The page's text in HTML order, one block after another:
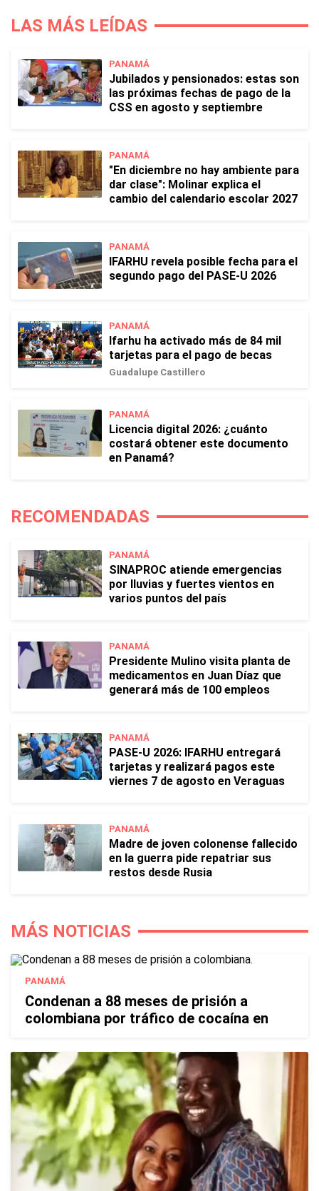
LAS MÁS LEÍDAS
PANAMÁ
Jubilados y pensionados: estas son
las próximas fechas de pago de la
CSS en agosto y septiembre
PANAMÁ
"En diciembre no hay ambiente para
dar clase": Molinar explica el
cambio del calendario escolar 2027
PANAMÁ
IFARHU revela posible fecha para el
segundo pago del PASE-U 2026
PANAMÁ
Ifarhu ha activado más de 84 mil
tarjetas para el pago de becas
Guadalupe Castillero
PANAMÁ
Licencia digital 2026: ¿cuánto
costará obtener este documento
en Panamá?
RECOMENDADAS
PANAMÁ
SINAPROC atiende emergencias
por lluvias y fuertes vientos en
varios puntos del país
PANAMÁ
Presidente Mulino visita planta de
medicamentos en Juan Díaz que
generará más de 100 empleos
PANAMÁ
PASE-U 2026: IFARHU entregará
tarjetas y realizará pagos este
viernes 7 de agosto en Veraguas
PANAMÁ
Madre de joven colonense fallecido
en la guerra pide repatriar sus
restos desde Rusia
MÁS NOTICIAS
PANAMÁ
Condenan a 88 meses de prisión a
colombiana por tráfico de cocaína en